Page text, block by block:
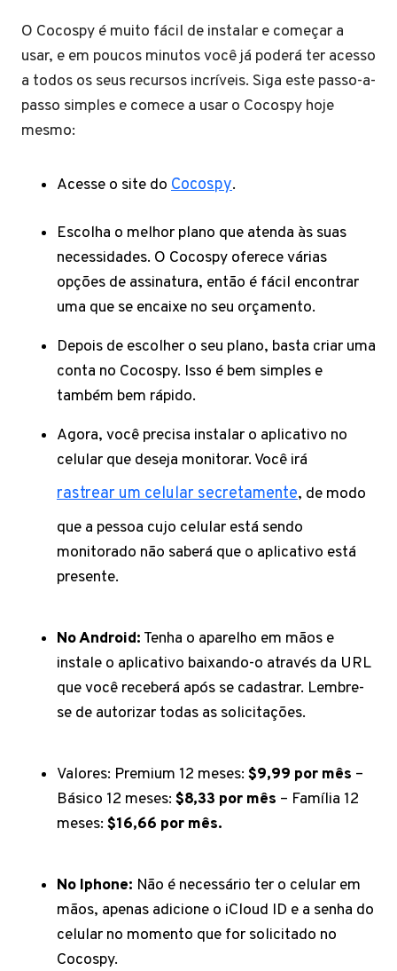
O Cocospy é muito fácil de instalar e começar a
usar, e em poucos minutos você já poderá ter acesso
a todos os seus recursos incríveis. Siga este passo-a-
passo simples e comece a usar o Cocospy hoje
mesmo:
Acesse o site do Cocospy.
Escolha o melhor plano que atenda às suas
necessidades. O Cocospy oferece várias
opções de assinatura, então é fácil encontrar
uma que se encaixe no seu orçamento.
Depois de escolher o seu plano, basta criar uma
conta no Cocospy. Isso é bem simples e
também bem rápido.
Agora, você precisa instalar o aplicativo no
celular que deseja monitorar. Você irá
rastrear um celular secretamente, de modo
que a pessoa cujo celular está sendo
monitorado não saberá que o aplicativo está
presente.
No Android: Tenha o aparelho em mãos e
instale o aplicativo baixando-o através da URL
que você receberá após se cadastrar. Lembre-
se de autorizar todas as solicitações.
Valores: Premium 12 meses: $9,99 por mês –
Básico 12 meses: $8,33 por mês – Família 12
meses: $16,66 por mês.
No Iphone: Não é necessário ter o celular em
mãos, apenas adicione o iCloud ID e a senha do
celular no momento que for solicitado no
Cocospy.